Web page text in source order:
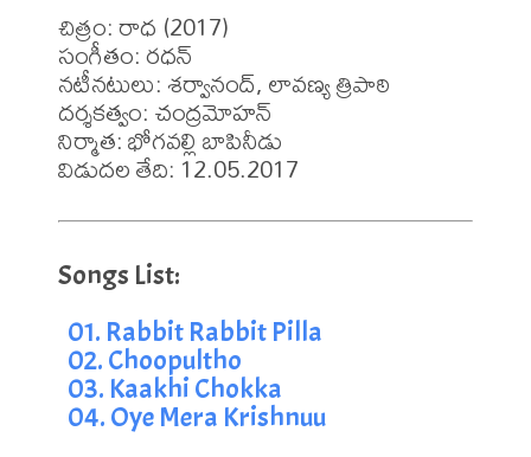
చిత్రం: రాధ (2017)
సంగీతం: రధన్
నటీనటులు: శర్వానంద్, లావణ్య త్రిపాఠి
దర్శకత్వం: చంద్రమోహన్
నిర్మాత: భోగవల్లి బాపినీడు
విడుదల తేది: 12.05.2017
01. Rabbit Rabbit Pilla
02. Choopultho
03. Kaakhi Chokka
04. Oye Mera Krishnuu